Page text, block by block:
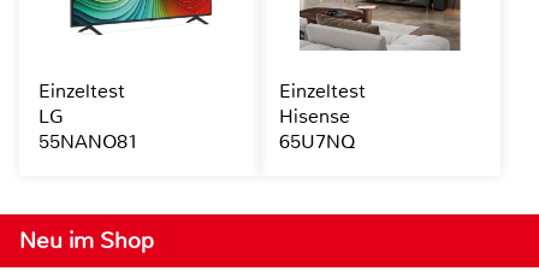
Neu im Shop
Einzeltest
LG
55NANO81
Einzeltest
Hisense
65U7NQ